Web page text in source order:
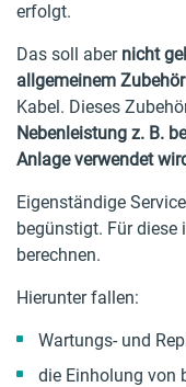
erfolgt.
Das soll aber nicht
allgemeinem Zubehör
Kabel. Dieses
Nebenleistung z. B.
Anlage verwendet
Eigenständige
begünstigt. Für diese
berechnen.
Hierunter fallen:
Wartungs- und
die Einholung von